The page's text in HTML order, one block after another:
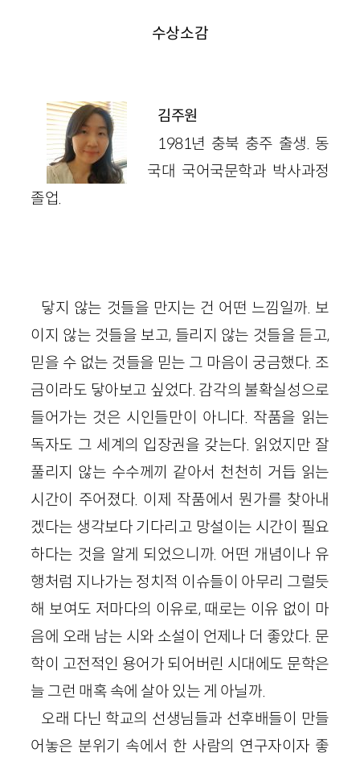
수상소감
김주원
1981년 충북 충주 출생. 동
국대 국어국문학과 박사과정
졸업.
닿지 않는 것들을 만지는 건 어떤 느낌일까. 보
이지 않는 것들을 보고, 들리지 않는 것들을 듣고,
믿을 수 없는 것들을 믿는 그 마음이 궁금했다. 조
금이라도 닿아보고 싶었다. 감각의 불확실성으로
들어가는 것은 시인들만이 아니다. 작품을 읽는
독자도 그 세계의 입장권을 갖는다. 읽었지만 잘
풀리지 않는 수수께끼 같아서 천천히 거듭 읽는
시간이 주어졌다. 이제 작품에서 뭔가를 찾아내
겠다는 생각보다 기다리고 망설이는 시간이 필요
하다는 것을 알게 되었으니까. 어떤 개념이나 유
행처럼 지나가는 정치적 이슈들이 아무리 그럴듯
해 보여도 저마다의 이유로, 때로는 이유 없이 마
음에 오래 남는 시와 소설이 언제나 더 좋았다. 문
학이 고전적인 용어가 되어버린 시대에도 문학은
늘 그런 매혹 속에 살아 있는 게 아닐까.
오래 다닌 학교의 선생님들과 선후배들이 만들
어놓은 분위기 속에서 한 사람의 연구자이자 좋